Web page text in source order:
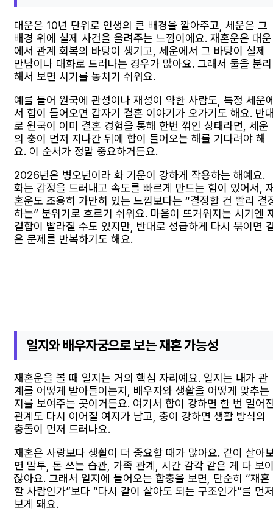
대운은 10년 단위로 인생의 큰 배경을 깔아주고, 세운은 그
배경 위에 실제 사건을 올려주는 느낌이에요. 재혼운은 대운
에서 관계 회복의 바탕이 생기고, 세운에서 그 바탕이 실제
만남이나 대화로 드러나는 경우가 많아요. 그래서 둘을 분리
해서 보면 시기를 놓치기 쉬워요.
예를 들어 원국에 관성이나 재성이 약한 사람도, 특정 세운
서 합이 들어오면 갑자기 결혼 이야기가 오가기도 해요. 반
로 원국이 이미 결혼 경험을 통해 한번 꺾인 상태라면, 세운
의 충이 먼저 지나간 뒤에 합이 들어오는 해를 기다려야 해
요. 이 순서가 정말 중요하거든요.
2026년은 병오년이라 화 기운이 강하게 작용하는 해예요.
화는 감정을 드러내고 속도를 빠르게 만드는 힘이 있어서,
혼운도 조용히 가만히 있는 느낌보다는 “결정할 건 빨리 결
하는” 분위기로 흐르기 쉬워요. 마음이 뜨거워지는 시기엔
결합이 빨라질 수도 있지만, 반대로 성급하게 다시 묶이면
은 문제를 반복하기도 해요.
일지와 배우자궁으로 보는 재혼 가능성
재혼운을 볼 때 일지는 거의 핵심 자리예요. 일지는 내가 관
계를 어떻게 받아들이는지, 배우자와 생활을 어떻게 맞추는
지를 보여주는 곳이거든요. 여기서 합이 강하면 한 번 멀어
관계도 다시 이어질 여지가 남고, 충이 강하면 생활 방식의
충돌이 먼저 드러나요.
재혼은 사랑보다 생활이 더 중요할 때가 많아요. 같이 살아
면 말투, 돈 쓰는 습관, 가족 관계, 시간 감각 같은 게 다 보
잖아요. 그래서 일지에 들어오는 합충을 보면, 단순히 “재혼
할 사람인가”보다 “다시 같이 살아도 되는 구조인가”를 먼
보게 돼요.